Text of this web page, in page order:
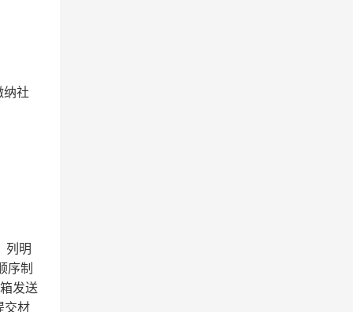
纳社
列明
序制
发送
交材